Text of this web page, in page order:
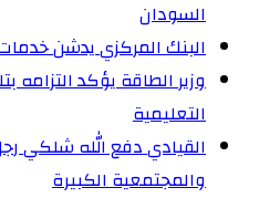
السودان
البنك المركزي يدشن
وزير الطاقة يؤكد التزامه
التعليمية
القيادي دفع الله شلكي
والمجتمعية الكبيرة